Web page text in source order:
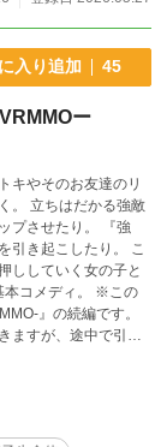
入り追加 45
ー
キやそのお友達のリ
。 立ちはだかる強敵
プさせたり。 『強
き起こしたり。 こ
ししていく女の子と
ディ。 ※この
』の続編です。
ますが、途中で引き
モの章＿２３４〜３
溜め中） 2025
新 2026年02/01〜
08/01〜章単位更新